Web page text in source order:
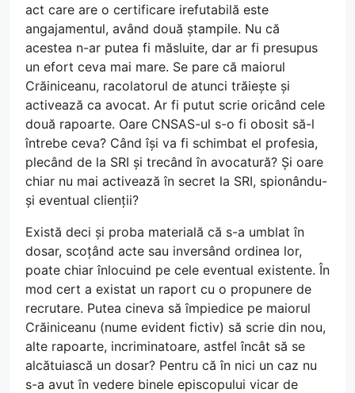
act care are o certificare irefutabilă este
angajamentul, având două ștampile. Nu că
acestea n-ar putea fi măsluite, dar ar fi presupus
un efort ceva mai mare. Se pare că maiorul
Crăiniceanu, racolatorul de atunci trăiește și
activează ca avocat. Ar fi putut scrie oricând cele
două rapoarte. Oare CNSAS-ul s-o fi obosit să-l
întrebe ceva? Când își va fi schimbat el profesia,
plecând de la SRI și trecând în avocatură? Și oare
chiar nu mai activează în secret la SRI, spionându-
și eventual clienții?
Există deci și proba materială că s-a umblat în
dosar, scoțând acte sau inversând ordinea lor,
poate chiar înlocuind pe cele eventual existente. În
mod cert a existat un raport cu o propunere de
recrutare. Putea cineva să împiedice pe maiorul
Crăiniceanu (nume evident fictiv) să scrie din nou,
alte rapoarte, incriminatoare, astfel încât să se
alcătuiască un dosar? Pentru că în nici un caz nu
s-a avut în vedere binele episcopului vicar de